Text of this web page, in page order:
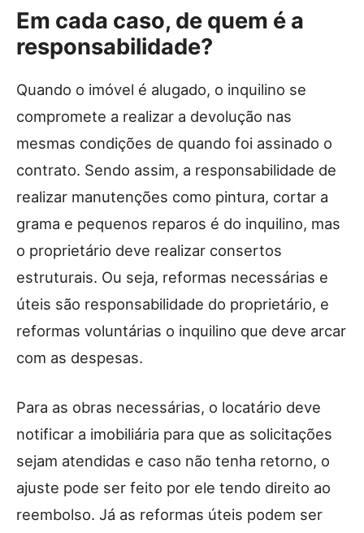
Em cada caso, de quem é a
responsabilidade?
Quando o imóvel é alugado, o inquilino se
compromete a realizar a devolução nas
mesmas condições de quando foi assinado o
contrato. Sendo assim, a responsabilidade de
realizar manutenções como pintura, cortar a
grama e pequenos reparos é do inquilino, mas
o proprietário deve realizar consertos
estruturais. Ou seja, reformas necessárias e
úteis são responsabilidade do proprietário, e
reformas voluntárias o inquilino que deve arcar
com as despesas.
Para as obras necessárias, o locatário deve
notificar a imobiliária para que as solicitações
sejam atendidas e caso não tenha retorno, o
ajuste pode ser feito por ele tendo direito ao
reembolso. Já as reformas úteis podem ser